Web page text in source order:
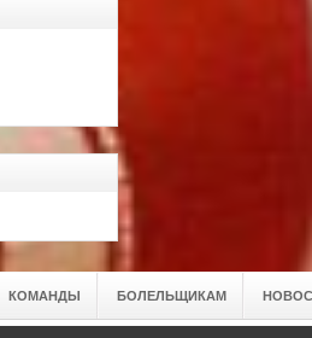
КОМАНДЫ БОЛЕЛЬЩИКАМ